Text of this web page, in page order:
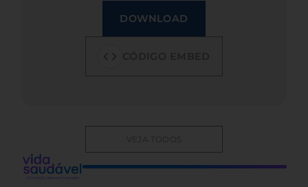
DOWNLOAD
VEJA TODOS